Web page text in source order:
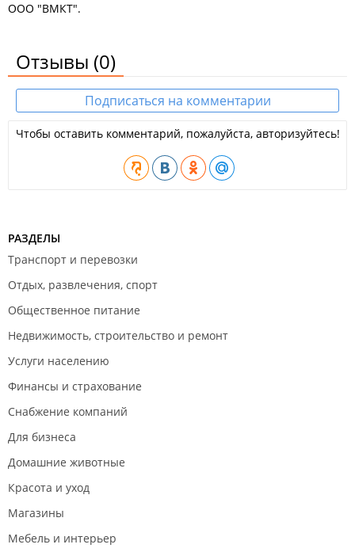
ООО "ВМКТ".
Отзывы (0)
Подписаться на комментарии
Чтобы оставить комментарий, пожалуйста, авторизуйтесь!
РАЗДЕЛЫ
Транспорт и перевозки
Отдых, развлечения, спорт
Общественное питание
Недвижимость, строительство и ремонт
Услуги населению
Финансы и страхование
Снабжение компаний
Для бизнеса
Домашние животные
Красота и уход
Магазины
Мебель и интерьер